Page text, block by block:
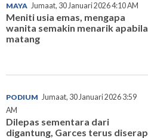
MAYA Jumaat, 30 Januari 2026 4:10 AM
Meniti usia emas, mengapa
wanita semakin menarik apabila
matang
PODIUM Jumaat, 30 Januari 2026 3:59
AM
Dilepas sementara dari
digantung, Garces terus diserap